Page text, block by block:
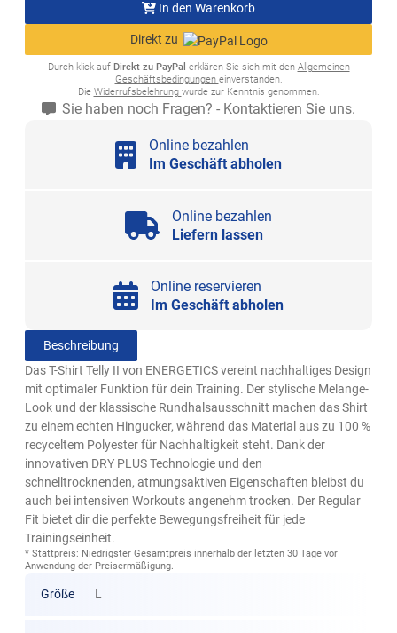
In den Warenkorb
Direkt zu
Durch klick auf Direkt zu PayPal erklären Sie sich mit den Allgemeinen
Geschäftsbedingungen einverstanden.
Die Widerrufsbelehrung wurde zur Kenntnis genommen.
Sie haben noch Fragen? - Kontaktieren Sie uns.
Online bezahlen
Im Geschäft abholen
Online bezahlen
Liefern lassen
Online reservieren
Im Geschäft abholen
Beschreibung
Das T-Shirt Telly II von ENERGETICS vereint nachhaltiges Design
mit optimaler Funktion für dein Training. Der stylische Melange-
Look und der klassische Rundhalsausschnitt machen das Shirt
zu einem echten Hingucker, während das Material aus zu 100 %
recyceltem Polyester für Nachhaltigkeit steht. Dank der
innovativen DRY PLUS Technologie und den
schnelltrocknenden, atmungsaktiven Eigenschaften bleibst du
auch bei intensiven Workouts angenehm trocken. Der Regular
Fit bietet dir die perfekte Bewegungsfreiheit für jede
Trainingseinheit.
* Stattpreis: Niedrigster Gesamtpreis innerhalb der letzten 30 Tage vor
Anwendung der Preisermäßigung.
Größe L